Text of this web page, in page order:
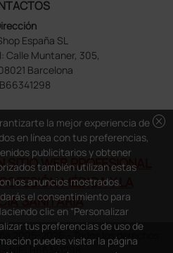
España SL
Calle Muntaner, 305,
Barcelona
WEB PROFESIONAL
MÉDICA Y LA
SANITARIA
2005-2026 - Todos los derechos
NIF.: B66341298
cancel
la mejor experiencia de
en línea con tus preferencias,
publicitarios y obtener
también utilizan estas
los anuncios mostrados.
el consentimiento para
clic en “Personalizar
tus preferencias de uso de
puedes visitar la página